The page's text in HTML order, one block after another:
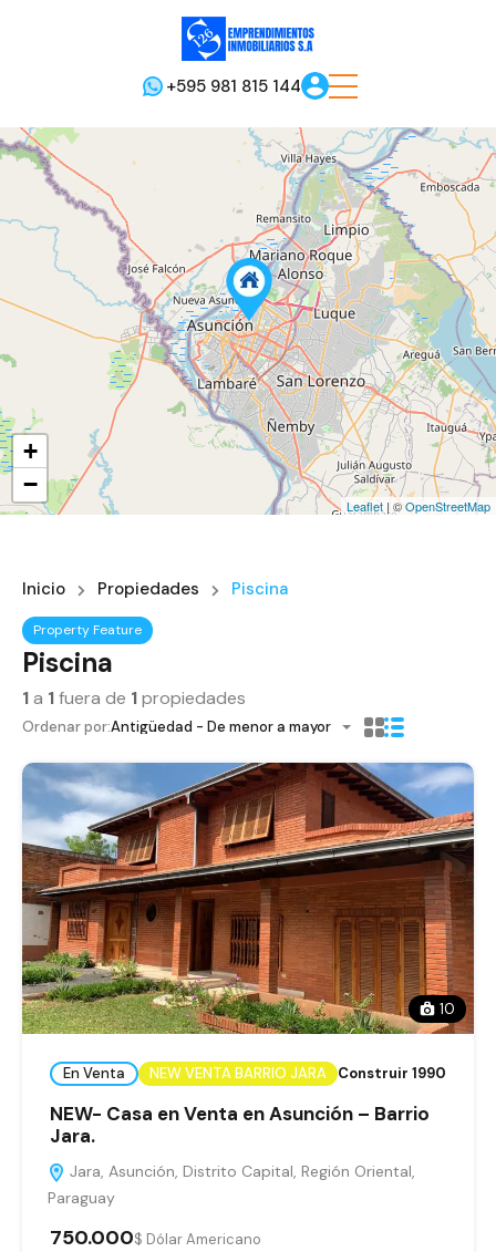
+595 981 815 144
+
−
Leaflet | ©OpenStreetMap
Inicio Propiedades Piscina
Property Feature
Piscina
1a 1fuera de 1propiedades
Ordenar por:Antigüedad - De menor a mayor
10
En Venta NEW VENTA BARRIO JARA Construir 1990
NEW- Casa en Venta en Asunción – Barrio
Jara.
Jara, Asunción, Distrito Capital, Región Oriental,
Paraguay
750.000$ Dólar Americano